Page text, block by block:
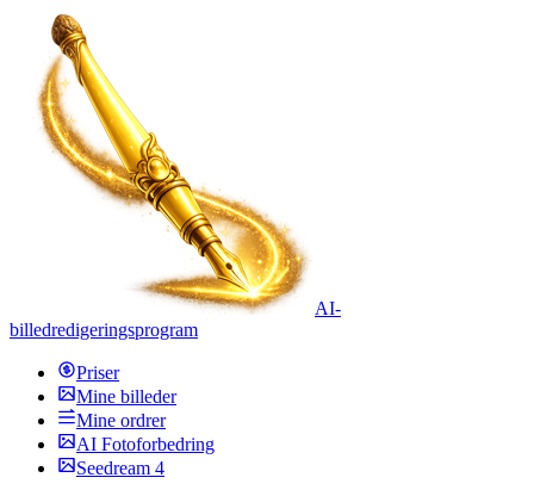
AI-
billedredigeringsprogram
Priser
Mine billeder
Mine ordrer
AI Fotoforbedring
Seedream 4